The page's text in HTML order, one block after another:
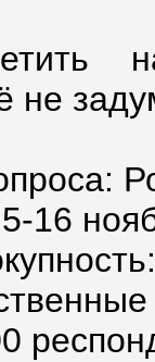
не
16